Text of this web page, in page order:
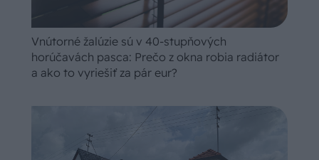
Vnútorné žalúzie sú v 40-stupňových
horúčavách pasca: Prečo z okna robia radiátor
a ako to vyriešiť za pár eur?